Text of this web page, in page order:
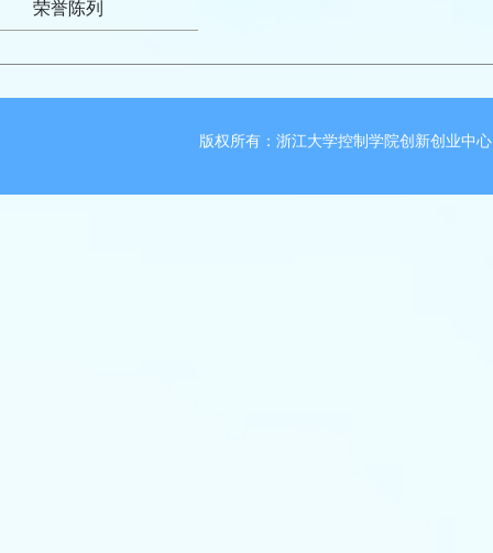
荣誉陈列
版权所有：浙江大学控制学院创新创